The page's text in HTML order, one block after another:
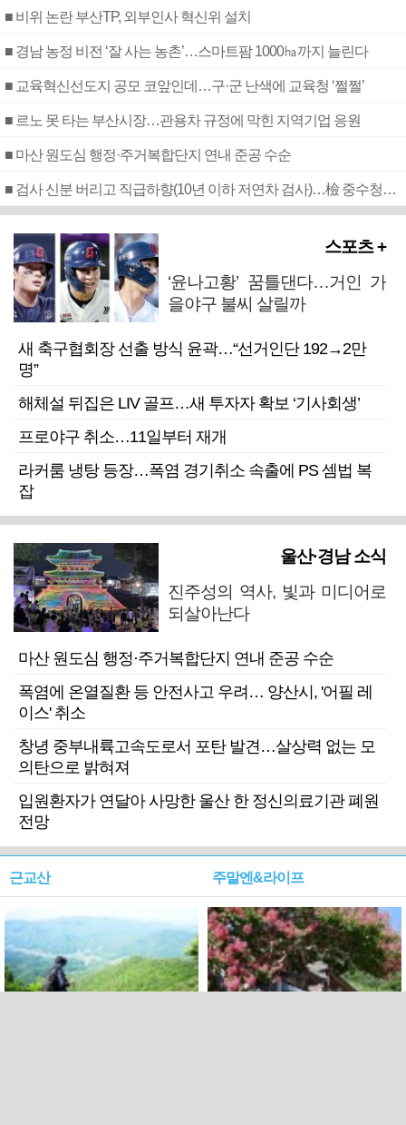
■ 비위 논란 부산TP, 외부인사 혁신위 설치
■ 경남 농정 비전 ‘잘 사는 농촌’…스마트팜 1000㏊까지 늘린다
■ 교육혁신선도지 공모 코앞인데…구·군 난색에 교육청 ‘쩔쩔’
■ 르노 못 타는 부산시장…관용차 규정에 막힌 지역기업 응원
■ 마산 원도심 행정·주거복합단지 연내 준공 수순
■ 검사 신분 버리고 직급하향(10년 이하 저연차 검사)…檢 중수청행 기피
스포츠 +
‘윤나고황’ 꿈틀댄다…거인 가
을야구 불씨 살릴까
새 축구협회장 선출 방식 윤곽…“선거인단 192→2만
명”
해체설 뒤집은 LIV 골프…새 투자자 확보 ‘기사회생’
프로야구 취소…11일부터 재개
라커룸 냉탕 등장…폭염 경기취소 속출에 PS 셈법 복
잡
울산·경남 소식
진주성의 역사, 빛과 미디어로
되살아난다
마산 원도심 행정·주거복합단지 연내 준공 수순
폭염에 온열질환 등 안전사고 우려… 양산시, '어필 레
이스' 취소
창녕 중부내륙고속도로서 포탄 발견…살상력 없는 모
의탄으로 밝혀져
입원환자가 연달아 사망한 울산 한 정신의료기관 폐원
전망
근교산 주말엔&라이프